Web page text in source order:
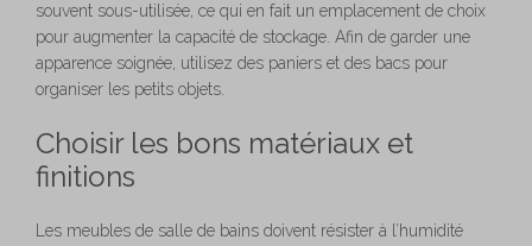
souvent sous-utilisée, ce qui en fait un emplacement de choix
pour augmenter la capacité de stockage. Afin de garder une
apparence soignée, utilisez des paniers et des bacs pour
organiser les petits objets.
Choisir les bons matériaux et
finitions
Les meubles de salle de bains doivent résister à l’humidité